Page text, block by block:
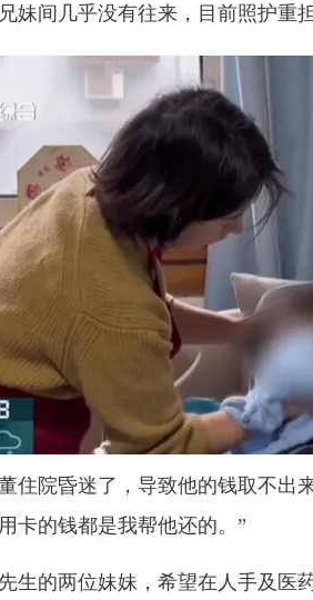
妹间几乎没有往来，目前照护重
住院昏迷了，导致他的钱取不出
卡的钱都是我帮他还的。”
生的两位妹妹，希望在人手及医